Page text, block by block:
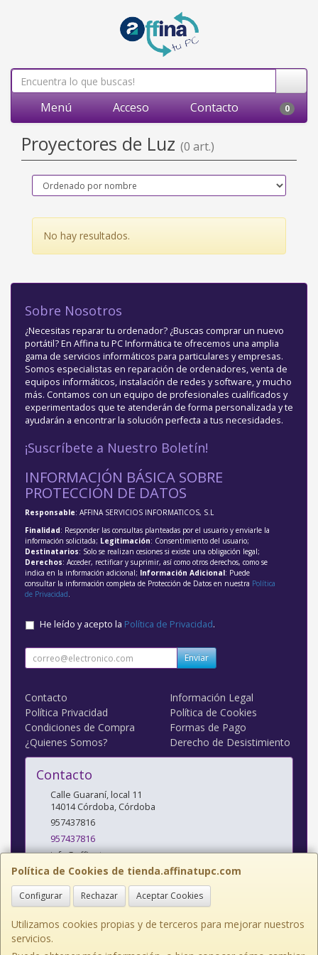
Menú Acceso Contacto 0
Proyectores de Luz (0 art.)
No hay resultados.
Política de Cookies de tienda.affinatupc.com
Configurar Rechazar Aceptar Cookies
Utilizamos cookies propias y de terceros para mejorar nuestros
servicios.
Sobre Nosotros
¿Necesitas reparar tu ordenador? ¿Buscas comprar un nuevo
portátil? En Affina tu PC Informática te ofrecemos una amplia
gama de servicios informáticos para particulares y empresas.
Somos especialistas en reparación de ordenadores, venta de
equipos informáticos, instalación de redes y software, y mucho
más. Contamos con un equipo de profesionales cualificados y
experimentados que te atenderán de forma personalizada y te
ayudarán a encontrar la solución perfecta a tus necesidades.
¡Suscríbete a Nuestro Boletín!
INFORMACIÓN BÁSICA SOBRE
PROTECCIÓN DE DATOS
Responsable: AFFINA SERVICIOS INFORMATICOS, S.L
Finalidad: Responder las consultas planteadas por el usuario y enviarle la
información solicitada; Legitimación: Consentimiento del usuario;
Destinatarios: Solo se realizan cesiones si existe una obligación legal;
Derechos: Acceder, rectificar y suprimir, así como otros derechos, como se
indica en la información adicional; Información Adicional: Puede
consultar la información completa de Protección de Datos en nuestra Política
de Privacidad.
He leído y acepto la Política de Privacidad.
Enviar
Contacto
Información Legal
Política Privacidad
Política de Cookies
Condiciones de Compra
Formas de Pago
¿Quienes Somos?
Derecho de Desistimiento
Contacto
Calle Guaraní, local 11
14014 Córdoba, Córdoba
957437816
957437816
info@affinatupc.com
Horario
10:00 a 13:30 y 17:00 a 20:30h Lunes a Viernes